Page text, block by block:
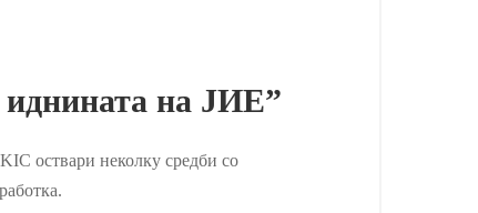
иднината на ЈИЕ”
оствари неколку средби со